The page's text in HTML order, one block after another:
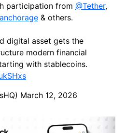
participation from @Tether,
& others.
digital asset gets the
modern financial
with stablecoins.
March 12, 2026